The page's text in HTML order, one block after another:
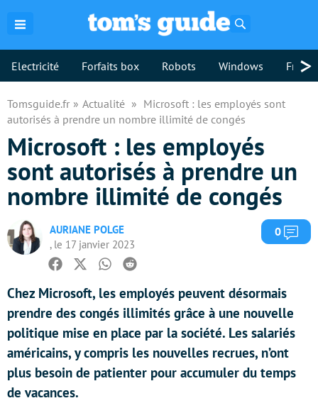
Electricité Forfaits box Robots Windows >
Tomsguide.fr Actualité
Microsoft : les employés sont
autorisés à prendre un nombre illimité de congés
Microsoft : les employés
sont autorisés à prendre un
nombre illimité de congés
AURIANE POLGE
, le 17 janvier 2023
0
Facebook
TwitterWhatsapp
Reddit
Chez Microsoft, les employés peuvent désormais
prendre des congés illimités grâce à une nouvelle
politique mise en place par la société. Les salariés
américains, y compris les nouvelles recrues, n’ont
plus besoin de patienter pour accumuler du temps
de vacances.